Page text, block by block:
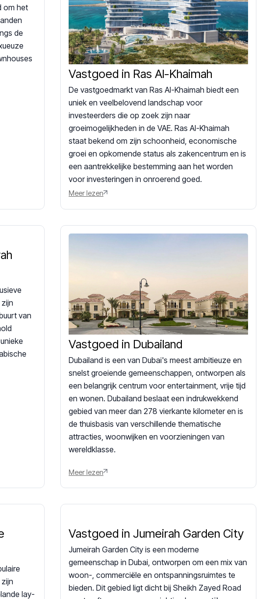
om het
de
Vastgoed in Ras Al-Khaimah
De vastgoedmarkt van Ras Al-Khaimah biedt een
uniek en veelbelovend landschap voor
investeerders die op zoek zijn naar
groeimogelijkheden in de VAE. Ras Al-Khaimah
staat bekend om zijn schoonheid, economische
groei en opkomende status als zakencentrum en is
een aantrekkelijke bestemming aan het worden
voor investeringen in onroerend goed.
Meer lezen
van
Vastgoed in Dubailand
Dubailand is een van Dubai's meest ambitieuze en
snelst groeiende gemeenschappen, ontworpen als
een belangrijk centrum voor entertainment, vrije tijd
en wonen. Dubailand beslaat een indrukwekkend
gebied van meer dan 278 vierkante kilometer en is
de thuisbasis van verschillende thematische
attracties, woonwijken en voorzieningen van
wereldklasse.
Meer lezen
lay-
Vastgoed in Jumeirah Garden City
Jumeirah Garden City is een moderne
gemeenschap in Dubai, ontworpen om een mix van
woon-, commerciële en ontspanningsruimtes te
bieden. Dit gebied ligt dicht bij Sheikh Zayed Road